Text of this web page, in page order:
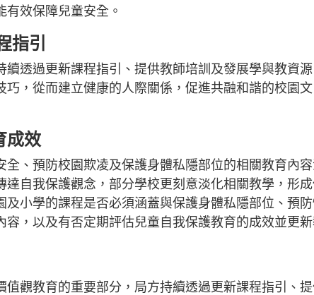
效保障兒童安全。
指引
透過更新課程指引、提供教師培訓及發展學與教資源
，從而建立健康的人際關係，促進共融和諧的校園文
成效
、預防校園欺凌及保護身體私隱部位的相關教育內
自我保護觀念，部分學校更刻意淡化相關教學，形
小學的課程是否必須涵蓋與保護身體私隱部位、預
，以及有否定期評估兒童自我保護教育的成效並更
觀教育的重要部分，局方持續透過更新課程指引、